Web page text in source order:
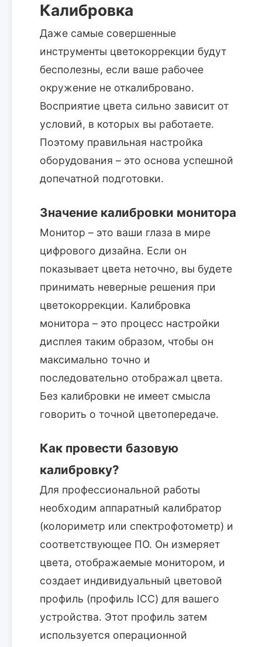
Калибровка
Даже самые совершенные
инструменты цветокоррекции будут
бесполезны, если ваше рабочее
окружение не откалибровано.
Восприятие цвета сильно зависит от
условий, в которых вы работаете.
Поэтому правильная настройка
оборудования – это основа успешной
допечатной подготовки.
Значение калибровки монитора
Монитор – это ваши глаза в мире
цифрового дизайна. Если он
показывает цвета неточно, вы будете
принимать неверные решения при
цветокоррекции. Калибровка
монитора – это процесс настройки
дисплея таким образом, чтобы он
максимально точно и
последовательно отображал цвета.
Без калибровки не имеет смысла
говорить о точной цветопередаче.
Как провести базовую
калибровку?
Для профессиональной работы
необходим аппаратный калибратор
(колориметр или спектрофотометр) и
соответствующее ПО. Он измеряет
цвета, отображаемые монитором, и
создает индивидуальный цветовой
профиль (профиль ICC) для вашего
устройства. Этот профиль затем
используется операционной